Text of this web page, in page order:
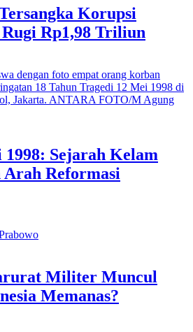
Korupsi
Rp1,98 Triliun
Sejarah Kelam
Arah Reformasi
Militer Muncul
Memanas?